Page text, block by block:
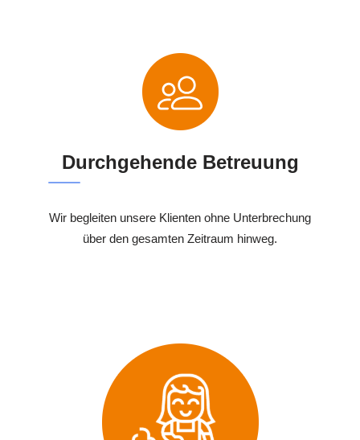
Durchgehende Betreuung
Wir begleiten unsere Klienten ohne Unterbrechung
über den gesamten Zeitraum hinweg.